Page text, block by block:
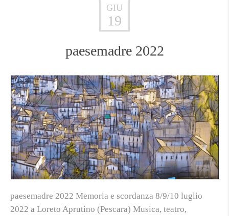
GIU
19
paesemadre 2022
paesemadre 2022 Memoria e scordanza 8/9/10 luglio
2022 a Loreto Aprutino (Pescara) Musica, teatro,